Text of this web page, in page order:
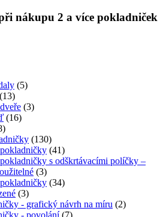
nákupu 2 a více pokladniček
(5)
(13)
(3)
(16)
(130)
(41)
s odškrtávacími políčky –
(3)
(34)
(3)
- grafický návrh na míru (2)